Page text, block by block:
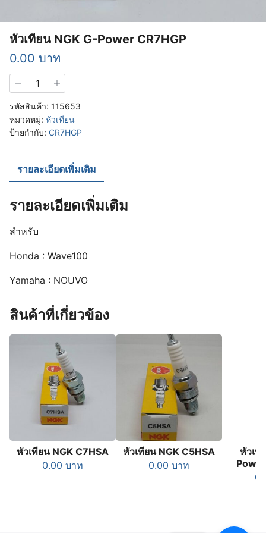
หัวเทียน NGK G-Power CR7HGP
0.00 บาท
หัว
เทียน
NGK
G-
Power
รหัสสินค้า: 115653
หมวดหมู่: หัวเทียน
ป้ายกำกับ: CR7HGP
รายละเอียดเพิ่มเติม
รายละเอียดเพิ่มเติม
สำหรับ
Honda : Wave100
Yamaha : NOUVO
สินค้าที่เกี่ยวข้อง
หัวเทียน NGK C7HSA
0.00บาท
หัวเทียน NGK C5HSA
0.00บาท
หัวเที